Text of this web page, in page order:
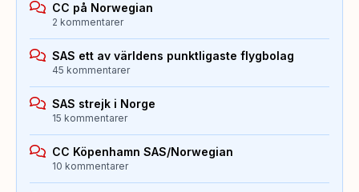
CC på Norwegian
2 kommentarer
SAS ett av världens punktligaste flygbolag
45 kommentarer
SAS strejk i Norge
15 kommentarer
CC Köpenhamn SAS/Norwegian
10 kommentarer